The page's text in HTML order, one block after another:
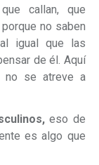
callan, que
no saben
igual que las
de él. Aquí
no se atreve a
eso de
es algo que